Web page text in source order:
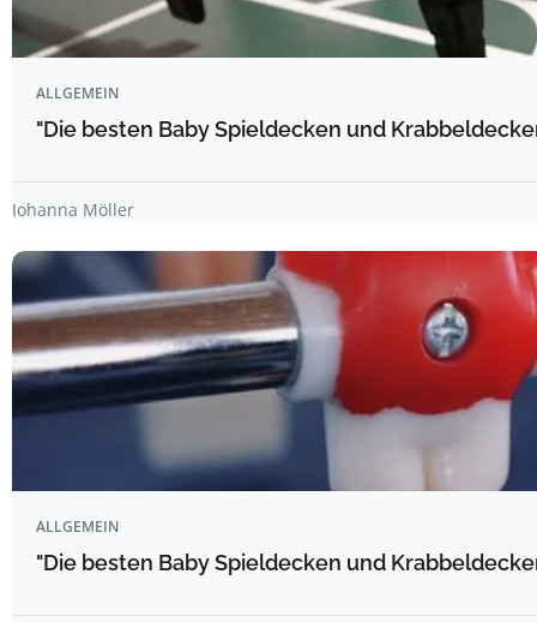
ALLGEMEIN
"Die besten Baby Spieldecken und
Johanna Möller
ALLGEMEIN
"Die besten Baby Spieldecken und